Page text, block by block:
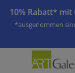
10% Rabatt* mit
*ausgenommen